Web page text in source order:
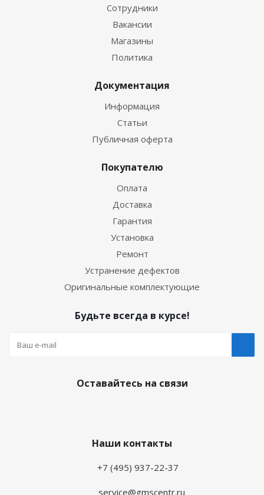
Сотрудники
Вакансии
Магазины
Политика
Документация
Информация
Статьи
Публичная оферта
Покупателю
Оплата
Доставка
Гарантия
Установка
Ремонт
Устранение дефектов
Оригинальные комплектующие
Будьте всегда в курсе!
Оставайтесь на связи
Наши контакты
+7 (495) 937-22-37
service@gmscentr.ru